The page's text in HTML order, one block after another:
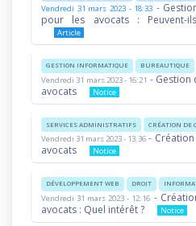
Vendredi 31 mars 2023 - 18:33 -
pour les avocats : Peuvent-
Article
GESTION INFORMATIQUE BUREAUTIQUE
Vendredi 31 mars 2023 - 16:21 -
avocats
Notice
SERVICES ADMINISTRATIFS CRÉATION DE
Vendredi 31 mars 2023 - 13:36 -
avocats
Notice
DÉVELOPPEMENT WEB DROIT
Vendredi 31 mars 2023 - 12:16 -
avocats : Quel intérêt ?
Notice